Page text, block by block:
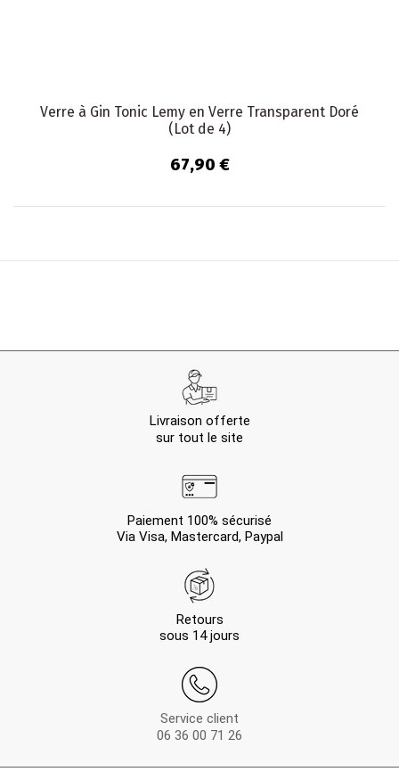
Verre à Gin Tonic Lemy en Verre Transparent Doré
(Lot de 4)
67,90 €
Livraison offerte
sur tout le site
Paiement 100% sécurisé
Via Visa, Mastercard, Paypal
Retours
sous 14 jours
Service client
06 36 00 71 26